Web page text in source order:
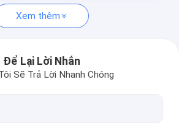
Xem thêm
Để Lại Lời Nhắn
Sẽ Trả Lời Nhanh Chóng